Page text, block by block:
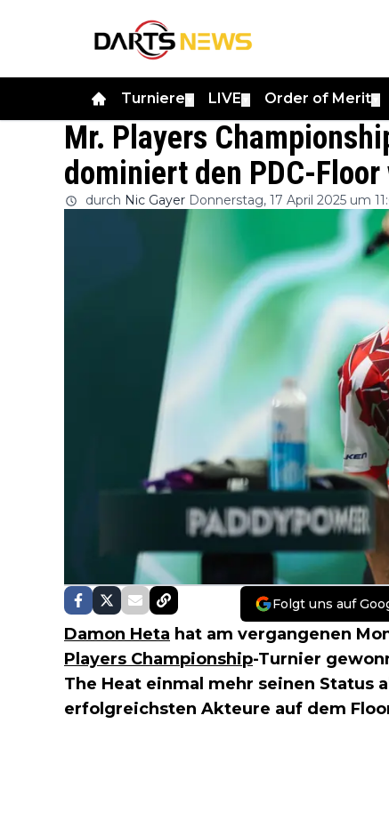
Turniere LIVE Order of Merit
Mr. Players
dominiert den PDC-
durch Nic Gayer Donnerstag, 17 April 2025 um
Folgt uns auf
Damon Heta hat am vergangenen
Players Championship-Turnier
The Heat einmal mehr seinen Status
erfolgreichsten Akteure auf dem